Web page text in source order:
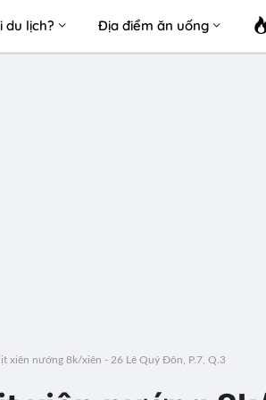
du lịch? Địa điểm ăn uống
xiên nướng 8k/xiên - 26 Lê Quý Đôn, P.7, Q.3